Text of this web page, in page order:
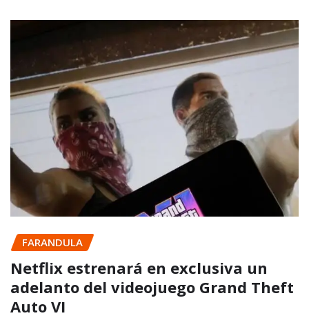
FARANDULA
Netflix estrenará en exclusiva un
adelanto del videojuego Grand Theft
Auto VI